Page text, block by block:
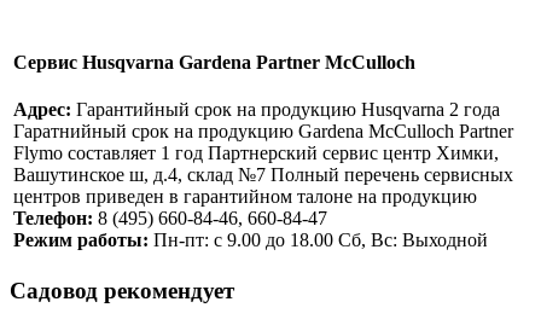
Сервис Husqvarna Gardena Partner McCulloch
Адрес: Гарантийный срок на продукцию Husqvarna 2 года
Гаратнийный срок на продукцию Gardena McCulloch Partner
Flymo составляет 1 год Партнерский сервис центр Химки,
Вашутинское ш, д.4, склад №7 Полный перечень сервисных
центров приведен в гарантийном талоне на продукцию
Телефон: 8 (495) 660-84-46, 660-84-47
Режим работы: Пн-пт: с 9.00 до 18.00 Сб, Вс: Выходной
Садовод рекомендует